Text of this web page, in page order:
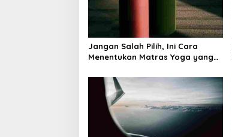
a
t
i
o
n
Jangan Salah Pilih, Ini Cara
Menentukan Matras Yoga yang